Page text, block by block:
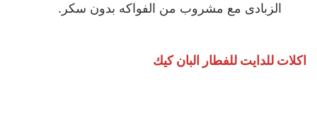
الزبادى مع مشروب من الفواكه بدون سكر.
اكلات للدايت للفطار البان كيك